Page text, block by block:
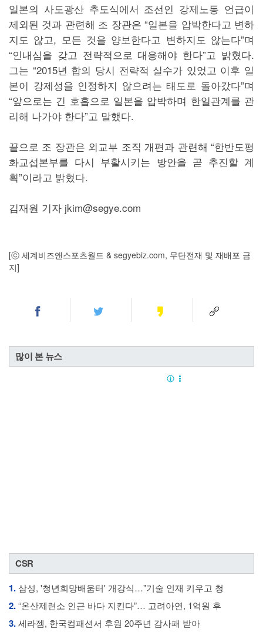
일본의 사도광산 추도식에서 조선인 강제노동 언급이
제외된 것과 관련해 조 장관은 “일본을 압박한다고 변하
지도 않고, 모든 것을 양보한다고 변하지도 않는다”며
“인내심을 갖고 전략적으로 대응해야 한다”고 밝혔다.
그는 “2015년 합의 당시 전략적 실수가 있었고 이후 일
본이 강제성을 인정하지 않으려는 태도로 돌아갔다”며
“앞으로는 긴 호흡으로 일본을 압박하며 한일관계를 관
리해 나가야 한다”고 말했다.
끝으로 조 장관은 외교부 조직 개편과 관련해 “한반도평
화교섭본부를 다시 부활시키는 방안을 곧 추진할 계
획”이라고 밝혔다.
김재원 기자 jkim@segye.com
[ⓒ 세계비즈앤스포츠월드 & segyebiz.com, 무단전재 및 재배포 금
지]
많이 본 뉴스
CSR
1.삼성, '청년희망배움터' 개강식…"기술 인재 키우고 청
2.“온산제련소 인근 바다 지킨다”… 고려아연, 1억원 후
3.세라젬, 한국컴패션서 후원 20주년 감사패 받아